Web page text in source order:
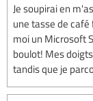
Je soupirai en
une tasse de
moi un Microsoft
boulot! Mes
tandis que je